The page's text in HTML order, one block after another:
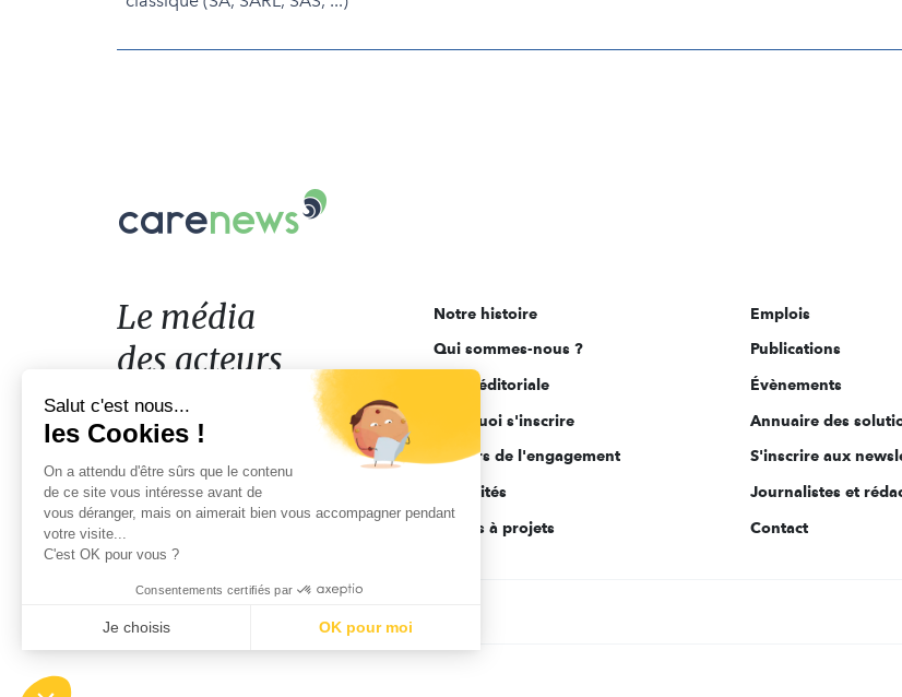
Le
acteurs
de
l'engagement
Le média
des acteurs
de l'engagement
Notre histoire
Qui sommes-nous ?
Ligne éditoriale
Pourquoi s'inscrire
Acteurs de l'engagement
Actualités
Appels à projets
Emplois
Publications
Évènements
Annuaire des
S'inscrire aux
Journalistes et
Contact
Salut c'est nous...
les Cookies !
On a attendu d'être sûrs que le contenu
de ce site vous intéresse avant de
vous déranger, mais on aimerait bien vous accompagner pendant
votre visite...
C'est OK pour vous ?
Consentements certifiés par
Je choisis OK pour moi